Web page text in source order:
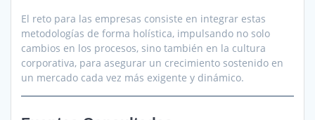
El reto para las empresas consiste en integrar estas
metodologías de forma holística, impulsando no solo
cambios en los procesos, sino también en la cultura
corporativa, para asegurar un crecimiento sostenido en
un mercado cada vez más exigente y dinámico.